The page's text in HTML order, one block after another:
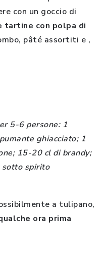
con un goccio di
tartine con polpa di
pâté assortiti e ,
5-6 persone: 1
ghiacciato; 1
15-20 cl di brandy;
sotto spirito
a tulipano,
ora prima